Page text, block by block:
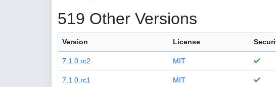
519 Other Versions
Version License
7.1.0.rc2 MIT
7.1.0.rc1 MIT